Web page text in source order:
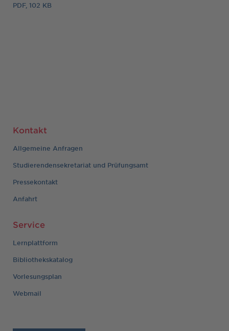
PDF, 102 KB
Kontakt
Allgemeine Anfragen
Studierendensekretariat und Prüfungsamt
Pressekontakt
Anfahrt
Service
Lernplattform
Bibliothekskatalog
Vorlesungsplan
Webmail